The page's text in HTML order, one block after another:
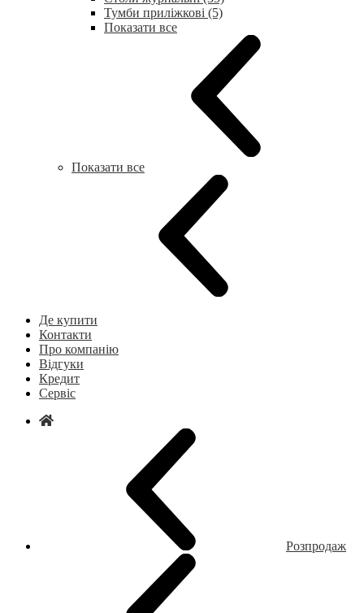
Тумби приліжкові (5)
Показати все
Показати все
Де купити
Контакти
Про компанію
Відгуки
Кредит
Сервіс
Розпродаж